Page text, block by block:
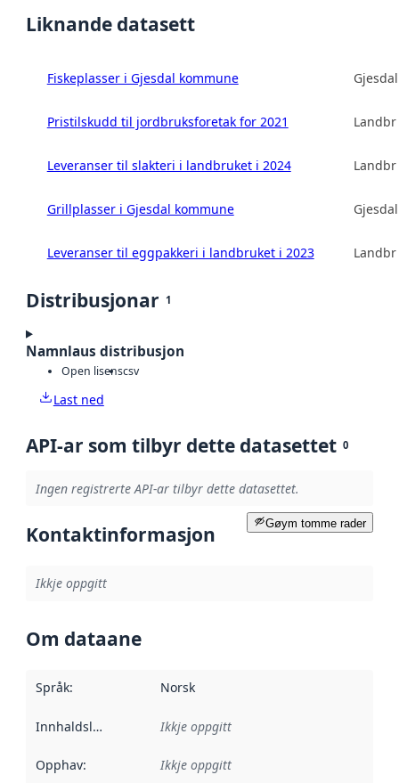
Liknande datasett
Fiskeplasser i Gjesdal kommune
Pristilskudd til jordbruksforetak for 2021
Leveranser til slakteri i landbruket i 2024
Grillplasser i Gjesdal kommune
Leveranser til eggpakkeri i landbruket i 2023
Distribusjonar 1
Namnlaus distribusjon
Open lisenscsv
Last ned
API-ar som tilbyr dette datasettet 0
Ingen registrerte API-ar tilbyr dette datasettet.
Gøym tomme rader
Kontaktinformasjon
Ikkje oppgitt
Om dataane
Språk: Norsk
Innhaldsleverandørar :
Ikkje oppgitt
Opphav: Ikkje oppgitt